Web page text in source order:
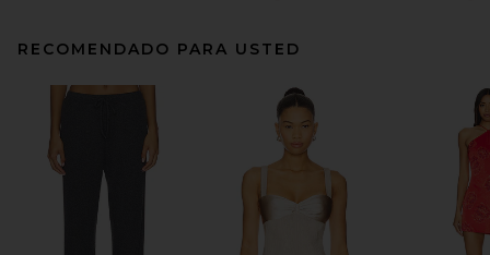
RECOMENDADO PARA USTED